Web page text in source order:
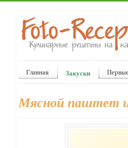
Главная Закуски
Мясной паштет